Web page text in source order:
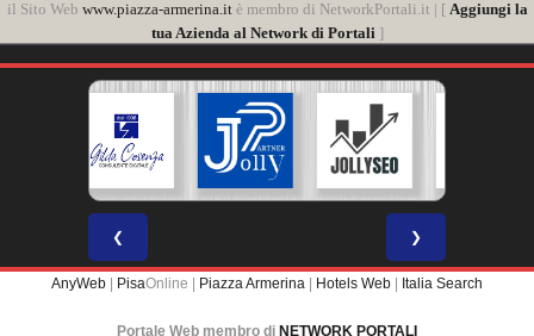
il Sito Web www.piazza-armerina.itè membro di NetworkPortali.it | [ Aggiungi la
tua Azienda al Network di Portali ]
❮ ❯
AnyWeb | PisaOnline | Piazza Armerina | Hotels Web | Italia Search
Portale Web membro di NETWORK PORTALI